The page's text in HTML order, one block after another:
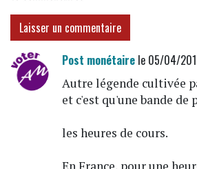
Laisser un commentaire
Post monétairele 05/04/
Autre légende cultivée
et c'est qu'une bande de
les heures de cours.
En France, pour une